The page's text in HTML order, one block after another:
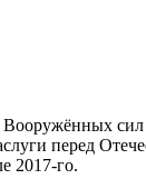
Вооружённых
перед
2017-го.